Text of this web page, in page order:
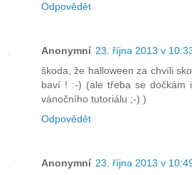
Odpovědět
Anonymní 23. října 2013 v
škoda, že halloween za chvíli
baví ! :-) (ale třeba se dočkám
vánočního tutoriálu ;-) )
Odpovědět
Anonymní 23. října 2013 v